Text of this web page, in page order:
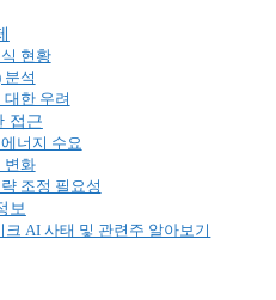
현황
분석
한 우려
접근
너지 수요
변화
조정 필요성
보
크 AI 사태 및 관련주 알아보기